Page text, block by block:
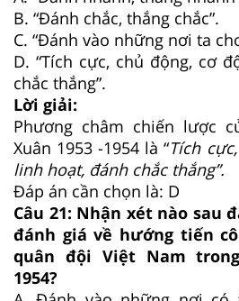
B. “Đánh chắc, thắng chắc”.
C. “Đánh vào những nơi ta
D. “Tích cực, chủ động, cơ
chắc thắng”.
Lời giải:
Phương châm chiến lược
Xuân 1953 -1954 là “Tích
linh hoạt, đánh chắc thắng”.
Đáp án cần chọn là: D
Câu 21: Nhận xét nào sau
đánh giá về hướng tiến
quân đội Việt Nam trong
1954?